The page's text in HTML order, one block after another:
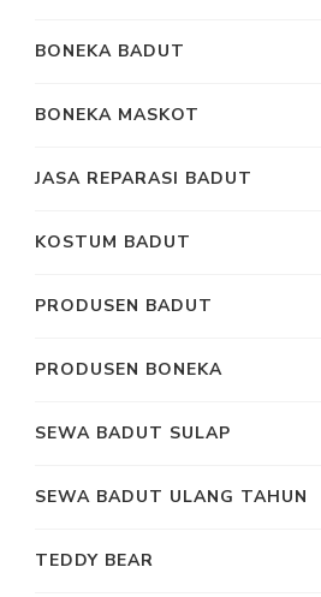
BONEKA BADUT
BONEKA MASKOT
JASA REPARASI BADUT
KOSTUM BADUT
PRODUSEN BADUT
PRODUSEN BONEKA
SEWA BADUT SULAP
SEWA BADUT ULANG TAHUN
TEDDY BEAR